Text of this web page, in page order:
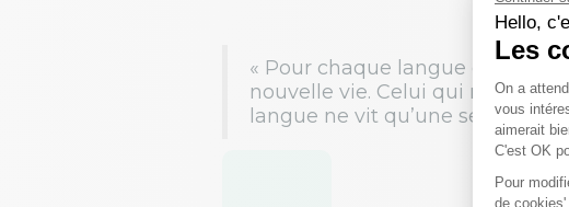
« Pour chaque langue que l’on
nouvelle vie. Celui qui ne
langue ne vit qu’une seule fois »